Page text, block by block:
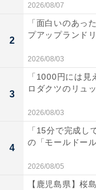
2026/08/07
2
「面白いのあっ
プアップランド
2026/08/03
3
「1000円には
ロダクツのリュ
2026/08/03
4
「15分で完成し
の「モールドー
2026/08/05
【鹿児島県】桜